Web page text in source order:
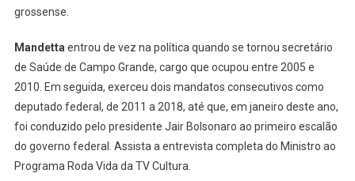
grossense.
Mandetta entrou de vez na política quando se tornou secretário
de Saúde de Campo Grande, cargo que ocupou entre 2005 e
2010. Em seguida, exerceu dois mandatos consecutivos como
deputado federal, de 2011 a 2018, até que, em janeiro deste ano,
foi conduzido pelo presidente Jair Bolsonaro ao primeiro escalão
do governo federal. Assista a entrevista completa do Ministro ao
Programa Roda Vida da TV Cultura.